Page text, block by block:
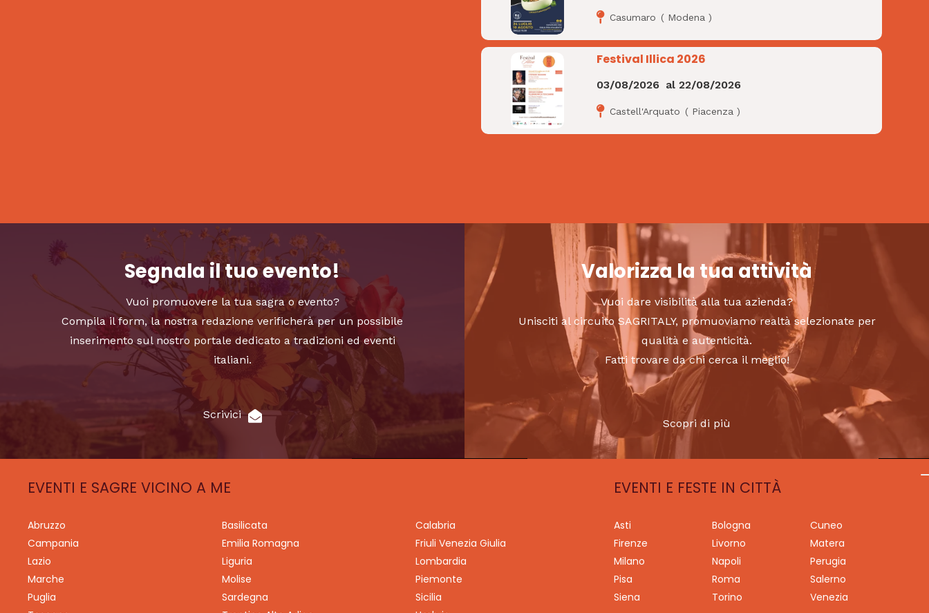
Casumaro ( Modena )
Festival Illica 2026
03/08/2026 al22/08/2026
Castell'Arquato ( Piacenza )
Segnala il tuo evento!
Vuoi promuovere la tua sagra o evento?
Compila il form, la nostra redazione verificherà per un possibile
inserimento sul nostro portale dedicato a tradizioni ed eventi
italiani.
Scrivici
Valorizza la tua attività
Vuoi dare visibilità alla tua azienda?
Unisciti al circuito SAGRITALY, promuoviamo realtà selezionate per
qualità e autenticità.
Fatti trovare da chi cerca il meglio!
Scopri di più
EVENTI E SAGRE VICINO A ME
Abruzzo Basilicata
Calabria
Campania
Emilia Romagna
Friuli Venezia Giulia
Lazio
Liguria
Lombardia
Marche
Molise
Piemonte
Puglia
Sardegna
Sicilia
EVENTI E FESTE IN CITTÀ
Asti Bologna
Cuneo
Firenze
Livorno
Matera
Milano
Napoli
Perugia
Pisa
Roma
Salerno
Siena
Torino Venezia